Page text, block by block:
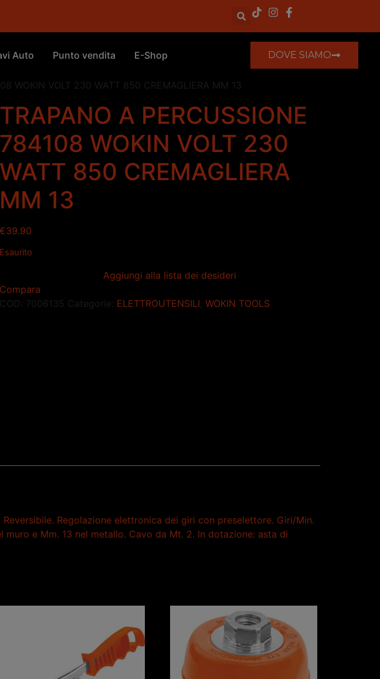
Auto Punto vendita E-Shop DOVE SIAMO
WOKIN VOLT 230 WATT 850 CREMAGLIERA MM 13
TRAPANO A PERCUSSIONE
784108 WOKIN VOLT 230
WATT 850 CREMAGLIERA
MM 13
€39.90
Esaurito
Aggiungi alla lista dei desideri
Compara
COD: 7006135 Categorie: ELETTROUTENSILI WOKIN TOOLS
Regolazione elettronica dei giri con preselettore. Giri/Min.
e Mm. 13 nel metallo. Cavo da Mt. 2. In dotazione: asta di